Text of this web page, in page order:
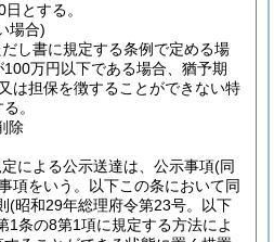
とする。
場合)
し書に規定する条例で定める場
万円以下である場合、猶予期
は担保を徴することができない特
。
除
による公示送達は、公示事項(同
項をいう。以下この条において同
(昭和29年総理府令第23号。以下
1条の8第1項に規定する方法によ